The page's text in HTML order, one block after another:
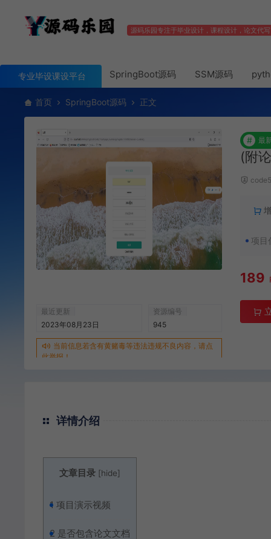
源码乐园专注于毕业设计，课程设计，论文代写
专业毕设课设平台 SpringBoot源码 SSM源码
首页 SpringBoot源码 正文
最近更新
2023年08月23日
资源编号
945
当前信息若含有黄赌毒等违法违规不良内容，请点
此举报！
# 最
(附
项目
189
详情介绍
文章目录 [hide]
1 项目演示视频
2 是否包含论文文档